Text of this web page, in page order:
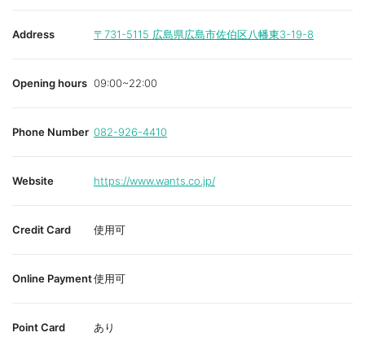
Address 〒731-5115 広島県広島市佐伯区八幡東3-19-8
Opening hours 09:00~22:00
Phone Number 082-926-4410
Website https://www.wants.co.jp/
Credit Card 使用可
Online Payment使用可
Point Card あり